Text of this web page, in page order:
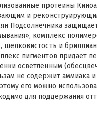
протеины
и
Подсолнечника
комплекс
шелковистость и
пигментов придает
осветленным
не содержит аммиака
его можно
для поддержания